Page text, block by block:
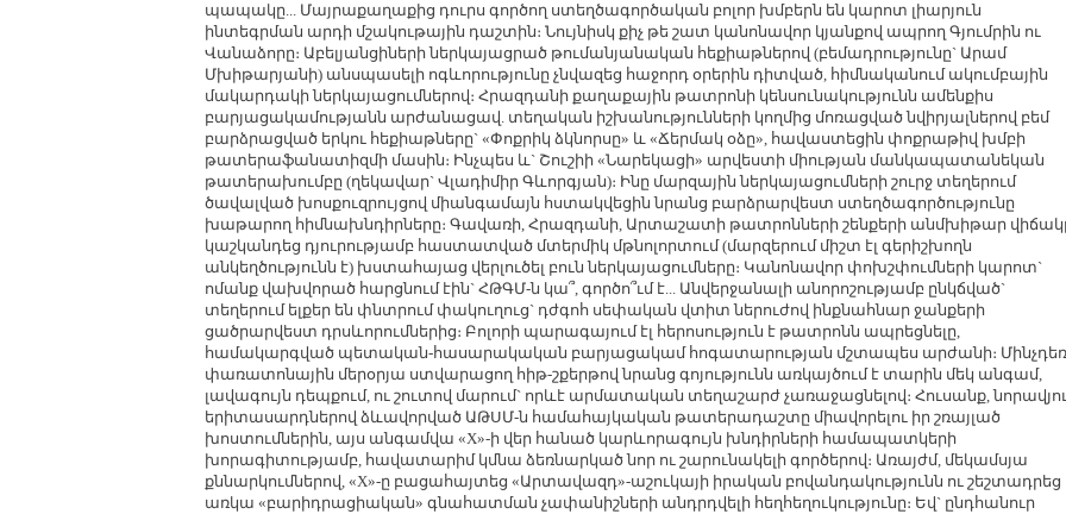
պապակը... Մայրաքաղաքից դուրս գործող ստեղծագործական բոլոր խմբերն են կարոտ լիարյուն
ինտեգրման արդի մշակութային դաշտին։ Նույնիսկ քիչ թե շատ կանոնավոր կյանքով ապրող Գյումրին ու
Վանաձորը։ Աբելյանցիների ներկայացրած թումանյանական հեքիաթներով (բեմադրությունը` Արամ
Մխիթարյանի) անսպասելի ոգևորությունը չնվազեց հաջորդ օրերին դիտված, հիմնականում ակումբային
մակարդակի ներկայացումներով։ Հրազդանի քաղաքային թատրոնի կենսունակությունն ամենքիս
բարյացակամությանն արժանացավ. տեղական իշխանությունների կողմից մոռացված նվիրյալներով բեմ
բարձրացված երկու հեքիաթները` «Փոքրիկ ձկնորսը» և «Ճերմակ օձը», հավաստեցին փոքրաթիվ խմբի
թատերաֆանատիզմի մասին։ Ինչպես և` Շուշիի «Նարեկացի» արվեստի միության մանկապատանեկան
թատերախումբը (ղեկավար` Վլադիմիր Գևորգյան)։ Ինը մարզային ներկայացումների շուրջ տեղերում
ծավալված խոսքուզրույցով միանգամայն հստակվեցին նրանց բարձրարվեստ ստեղծագործությունը
խաթարող հիմնախնդիրները։ Գավառի, Հրազդանի, Արտաշատի թատրոնների շենքերի անմխիթար
կաշկանդեց դյուրությամբ հաստատված մտերմիկ մթնոլորտում (մարզերում միշտ էլ գերիշխողն
անկեղծությունն է) խստահայաց վերլուծել բուն ներկայացումները։ Կանոնավոր փոխշփումների կարոտ`
ոմանք վախվորած հարցնում էին` ՀԹԳՄ-ն կա՞, գործո՞ւմ է... Անվերջանալի անորոշությամբ ընկճված`
տեղերում ելքեր են փնտրում փակուղուց` դժգոհ սեփական վտիտ ներուժով ինքնահնար ջանքերի
ցածրարվեստ դրսևորումներից։ Բոլորի պարագայում էլ հերոսություն է թատրոնն ապրեցնելը,
համակարգված պետական-հասարակական բարյացակամ հոգատարության մշտապես արժանի։ Մինչդեռ
փառատոնային մերօրյա ստվարացող հիթ-շքերթով նրանց գոյությունն առկայծում է տարին մեկ անգամ,
լավագույն դեպքում, ու շուտով մարում` որևէ արմատական տեղաշարժ չառաջացնելով։ Հուսանք,
երիտասարդներով ձևավորված ԱԹՍՄ-ն համահայկական թատերադաշտը միավորելու իր շռայլած
խոստումներին, այս անգամվա «X»-ի վեր հանած կարևորագույն խնդիրների համապատկերի
խորագիտությամբ, հավատարիմ կմնա ձեռնարկած նոր ու շարունակելի գործերով։ Առայժմ, մեկամսյա
քննարկումներով, «X»-ը բացահայտեց «Արտավազդ»-աշուկայի իրական բովանդակությունն ու շեշտադրեց
առկա «բարիդրացիական» գնահատման չափանիշների անդրդվելի հեղհեղուկությունը։ Եվ` ընդհանուր